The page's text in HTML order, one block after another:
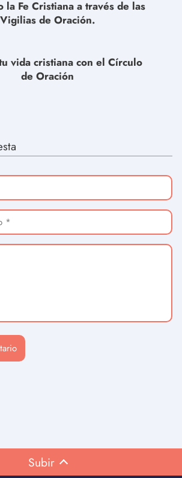
la Fe Cristiana a través de las
Vigilias de Oración.
vida cristiana con el Círculo
de Oración
Subir